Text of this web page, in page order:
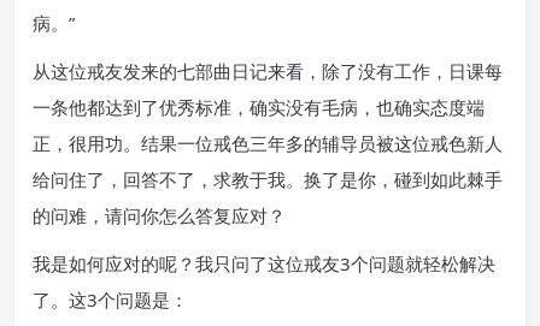
病。”
从这位戒友发来的七部曲日记来看，除了没有工作，日课每
一条他都达到了优秀标准，确实没有毛病，也确实态度端
正，很用功。结果一位戒色三年多的辅导员被这位戒色新人
给问住了，回答不了，求教于我。换了是你，碰到如此棘手
的问难，请问你怎么答复应对？
我是如何应对的呢？我只问了这位戒友3个问题就轻松解决
了。这3个问题是：